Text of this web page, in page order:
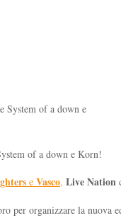
of a down e Korn!
e Vasco, Live Nation
per organizzare la nuova